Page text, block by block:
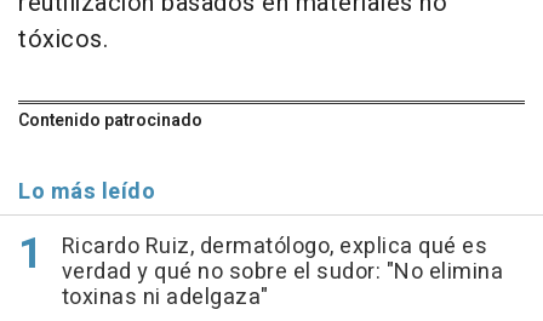
tóxicos.
Contenido patrocinado
Lo más leído
Ricardo Ruiz, dermatólogo, explica qué es
verdad y qué no sobre el sudor: "No elimina
toxinas ni adelgaza"